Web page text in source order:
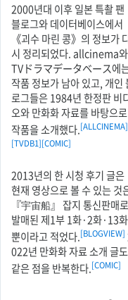
2000년대 이후 일본 특촬 팬
블로그와 데이터베이스에서
《괴수 마린 콩》의 정보가
시 정리되었다. allcinema와
TVドラマデータベース에
작품 정보가 남아 있고, 개인
로그들은 1984년 한정판 비
오와 만화화 자료를 바탕으로
작품을 소개했다.[ALLCINEMA]
[TVDB1][COMIC]
2013년의 한 시청 후기 글은
현재 영상으로 볼 수 있는 것
『宇宙船』 잡지 통신판매로
발매된 제1부 1화·2화·13화
뿐이라고 적었다.[BLOGVIEW]
022년 만화화 자료 소개 글도
같은 점을 반복한다.[COMIC]